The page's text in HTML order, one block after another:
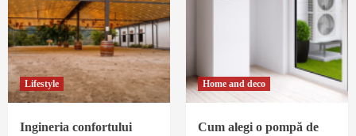
Lifestyle
Ingineria confortului
Home and deco
Cum alegi o pompă de